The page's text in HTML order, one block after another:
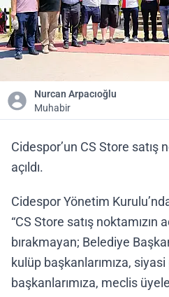
Nurcan Arpacıoğlu
Muhabir
Cidespor’un CS Store satış
açıldı.
Cidespor Yönetim
“CS Store satış noktamızın
bırakmayan; Belediye
kulüp başkanlarımıza,
başkanlarımıza, meclis